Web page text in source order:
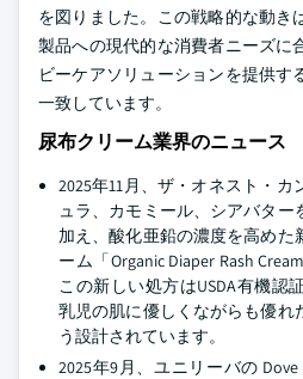
を図りました。この戦略的な動き
製品への現代的な消費者ニーズに
ビーケアソリューションを提供す
一致しています。
尿布クリーム業界のニュース
2025年11月、ザ・オネスト・
ュラ、カモミール、シアバター
加え、酸化亜鉛の濃度を高めた
ーム「Organic Diaper Rash
この新しい処方はUSDA有機認
乳児の肌に優しくながらも優れ
う設計されています。
2025年9月、ユニリーバの